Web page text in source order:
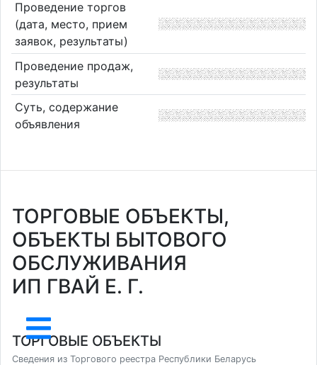
Проведение торгов
(дата, место, прием
заявок, результаты)
Проведение продаж,
результаты
Суть, содержание
объявления
ТОРГОВЫЕ ОБЪЕКТЫ,
ОБЪЕКТЫ БЫТОВОГО
ОБСЛУЖИВАНИЯ
ИП ГВАЙ Е. Г.
ТОРГОВЫЕ ОБЪЕКТЫ
Сведения из Торгового реестра Республики Беларусь